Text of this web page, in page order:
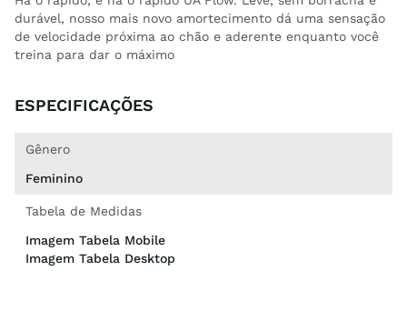
durável, nosso mais novo amortecimento dá uma sensação
de velocidade próxima ao chão e aderente enquanto você
treina para dar o máximo
ESPECIFICAÇÕES
Gênero
Feminino
Tabela de Medidas
Imagem Tabela Mobile
Imagem Tabela Desktop